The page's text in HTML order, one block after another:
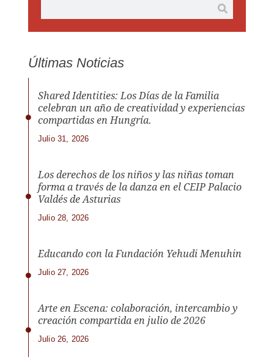
Últimas Noticias
Shared Identities: Los Días de la Familia
celebran un año de creatividad y experiencias
compartidas en Hungría.
Julio 31, 2026
Los derechos de los niños y las niñas toman
forma a través de la danza en el CEIP Palacio
Valdés de Asturias
Julio 28, 2026
Educando con la Fundación Yehudi Menuhin
Julio 27, 2026
Arte en Escena: colaboración, intercambio y
creación compartida en julio de 2026
Julio 26, 2026